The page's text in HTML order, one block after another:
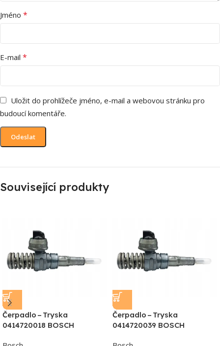
Jméno *
E-mail *
Uložit do prohlížeče jméno, e-mail a webovou stránku pro
budoucí komentáře.
Související produkty
Čerpadlo – Tryska
0414720018 BOSCH
Čerpadlo – Tryska
0414720039 BOSCH